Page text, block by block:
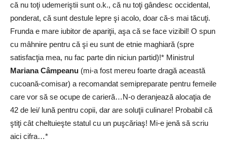
că nu toţi udemeriştii sunt o.k., că nu toţi gândesc occidental,
ponderat, că sunt destule lepre şi acolo, doar că-s mai tăcuţi.
Frunda e mare iubitor de apariţii, aşa că se face vizibil! O spun
cu mâhnire pentru că şi eu sunt de etnie maghiară (spre
satisfacţia mea, nu fac parte din niciun partid)!* Ministrul
Mariana Câmpeanu (mi-a fost mereu foarte dragă această
cucoană-comisar) a recomandat semipreparate pentru femeile
care vor să se ocupe de carieră…N-o deranjează alocaţia de
42 de lei/ lună pentru copii, dar are soluţii culinare! Probabil că
ştiţi cât cheltuieşte statul cu un puşcăriaş! Mi-e jenă să scriu
aici cifra…*